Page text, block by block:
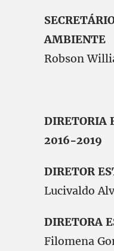
AMBIENTE
Robson
DIRETORIA
2016-2019
DIRETOR
Lucivaldo
DIRETORA
Filomena